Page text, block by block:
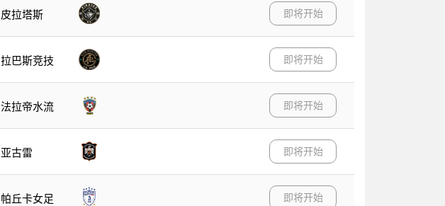
皮拉塔斯 即将开始
拉巴斯竞技 即将开始
法拉帝水流 即将开始
亚古雷 即将开始
帕丘卡女足 即将开始